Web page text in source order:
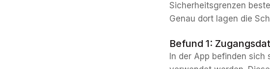
Sicherheitsgrenzen
Genau dort lagen die
Befund 1:
In der App befinden